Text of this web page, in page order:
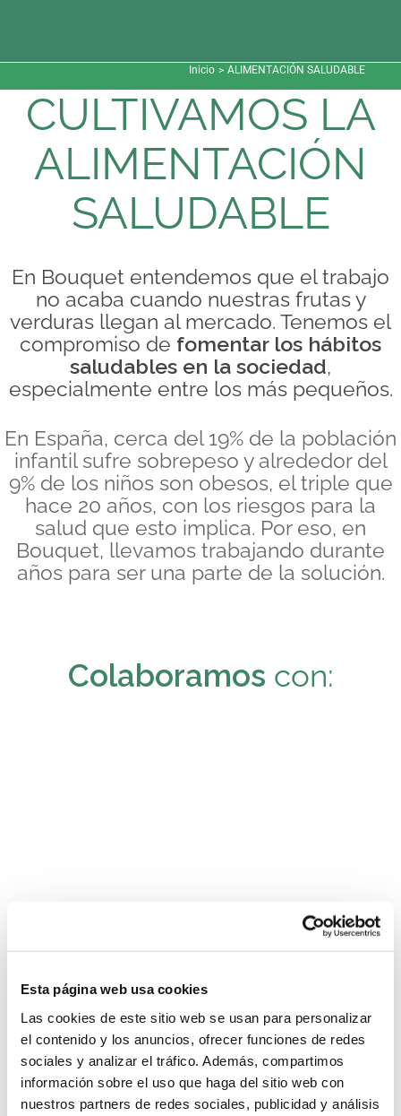
Esta página web usa cookies
Las cookies de este sitio web se usan para personalizar
el contenido y los anuncios, ofrecer funciones de redes
sociales y analizar el tráfico. Además, compartimos
información sobre el uso que haga del sitio web con
nuestros partners de redes sociales, publicidad y análisis
Inicio ALIMENTACIÓN SALUDABLE
CULTIVAMOS LA
ALIMENTACIÓN
SALUDABLE
En Bouquet entendemos que el trabajo
no acaba cuando nuestras frutas y
verduras llegan al mercado. Tenemos el
compromiso de fomentar los hábitos
saludables en la sociedad,
especialmente entre los más pequeños.
En España, cerca del 19% de la población
infantil sufre sobrepeso y alrededor del
9% de los niños son obesos, el triple que
hace 20 años, con los riesgos para la
salud que esto implica. Por eso, en
Bouquet, llevamos trabajando durante
años para ser una parte de la solución.
Colaboramos con: